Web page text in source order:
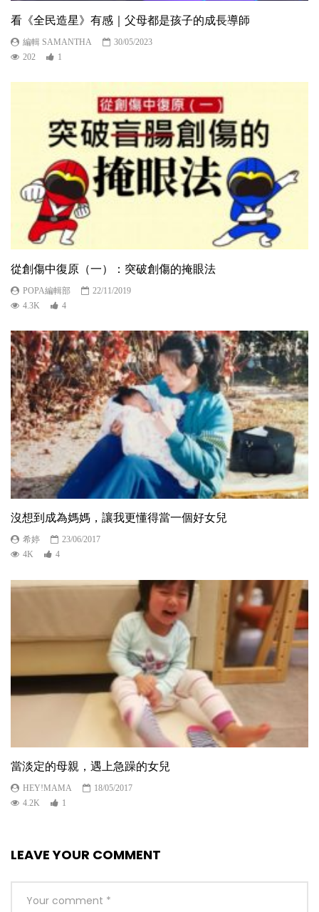
看《全民造星》有感｜父母都是孩子的成長導師
編輯 SAMANTHA
30/05/2023
202
1
從創傷中復原（一）：突破創傷的掩眼法
POPA編輯部
22/11/2019
4.3K
4
沒想到成為媽媽，讓我更懂得當一個好女兒
希婷
23/06/2017
4K
4
當淡定的母親，遇上急躁的女兒
HEY!MAMA
18/05/2017
4.2K
1
LEAVE YOUR COMMENT